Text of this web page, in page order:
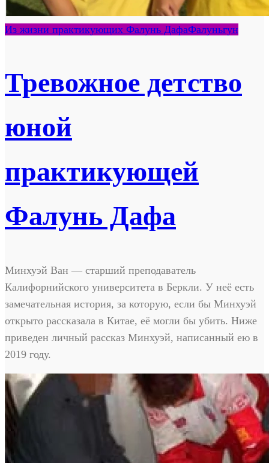
Из жизни практикующих Фалунь ДафаФалуньгун
Тревожное детство
юной
практикующей
Фалунь Дафа
Минхуэй Ван — старший преподаватель
Калифорнийского университета в Беркли. У неё есть
замечательная история, за которую, если бы Минхуэй
открыто рассказала в Китае, её могли бы убить. Ниже
приведен личный рассказ Минхуэй, написанный ею в
2019 году.